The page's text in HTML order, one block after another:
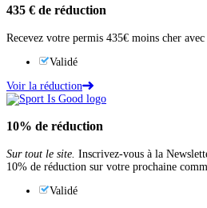
435 € de réduction
Recevez votre permis 435€ moins cher
Validé
Voir la réduction
10% de réduction
Sur tout le site. Inscrivez-vous à la
10% de réduction sur votre prochaine
Validé